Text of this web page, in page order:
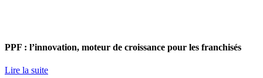
PPF : l’innovation, moteur de croissance pour les franchisés
Lire la suite